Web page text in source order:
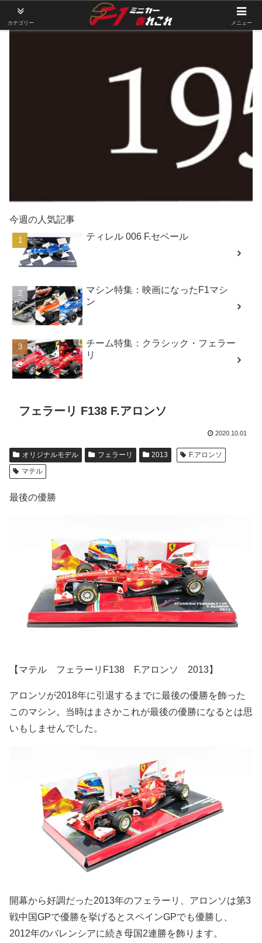
今週の人気記事
ティレル 006 F.セベール
マシン特集：映画になったF1マシ
ン
チーム特集：クラシック・フェラー
リ
フェラーリ F138 F.アロンソ
2020.10.01
オリジナルモデル フェラーリ 2013
F.アロンソ
マテル
最後の優勝
【マテル フェラーリF138 F.アロンソ 2013】
アロンソが2018年に引退するまでに最後の優勝を飾った
このマシン。当時はまさかこれが最後の優勝になるとは思
いもしませんでした。
開幕から好調だった2013年のフェラーリ、アロンソは第3
戦中国GPで優勝を挙げるとスペインGPでも優勝し、
2012年のバレンシアに続き母国2連勝を飾ります。
カテゴリー メニュー